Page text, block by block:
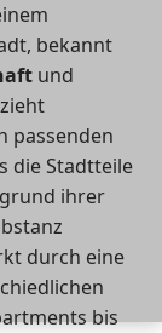
bekannt
und
passenden
die Stadtteile
ihrer
durch eine
bis